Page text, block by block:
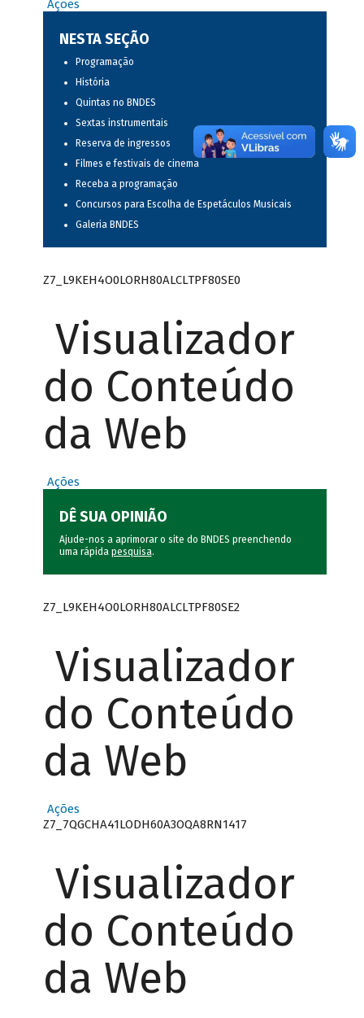
Ações
NESTA SEÇÃO
Programação
História
Quintas no BNDES
Sextas instrumentais
Reserva de ingressos
Filmes e festivais de cinema
Receba a programação
Concursos para Escolha de Espetáculos Musicais
Galeria BNDES
Z7_L9KEH4O0LORH80ALCLTPF80SE0
Visualizador
do Conteúdo
da Web
Ações
DÊ SUA OPINIÃO
Ajude-nos a aprimorar o site do BNDES preenchendo
uma rápida pesquisa.
Z7_L9KEH4O0LORH80ALCLTPF80SE2
Visualizador
do Conteúdo
da Web
Ações
Z7_7QGCHA41LODH60A3OQA8RN1417
Visualizador
do Conteúdo
da Web